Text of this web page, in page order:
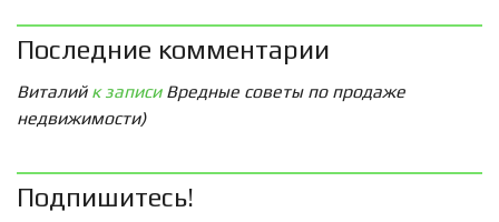
Последние комментарии
Виталийк записи Вредные советы по продаже
недвижимости)
Подпишитесь!